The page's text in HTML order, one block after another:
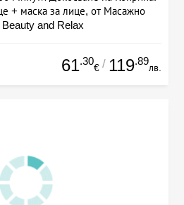
+ маска за лице, от Масажно
Beauty and Relax
61.30
€ / 119.89
лв.